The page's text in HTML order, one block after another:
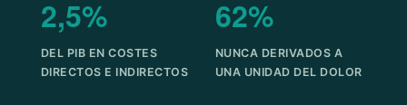
2,5%
DEL PIB EN COSTES
DIRECTOS E INDIRECTOS
62%
NUNCA DERIVADOS A
UNA UNIDAD DEL DOLOR